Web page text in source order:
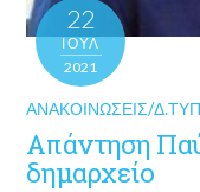
22
ΙΟΎΛ
2021
ΑΝΑΚΟΙΝΏΣΕΙΣ/
Απάντηση
δημαρχείο